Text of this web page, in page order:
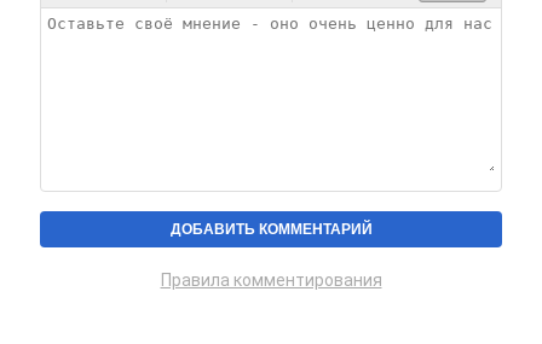
Правила комментирования